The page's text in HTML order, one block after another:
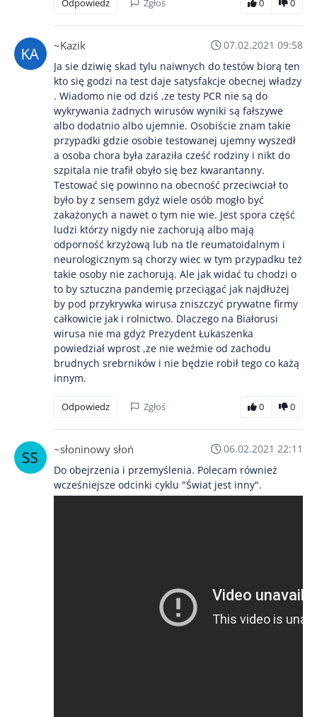
~Kazik
07.02.2021 09:58
Ja sie dziwię skad tylu naiwnych do testów biorą ten
kto się godzi na test daje satysfakcje obecnej władzy
. Wiadomo nie od dziś ,ze testy PCR nie są do
wykrywania żadnych wirusów wyniki są fałszywe
albo dodatnio albo ujemnie. Osobiście znam takie
przypadki gdzie osobie testowanej ujemny wyszedł
a osoba chora była zaraziła cześć rodziny i nikt do
szpitala nie trafił obyło się bez kwarantanny.
Testować się powinno na obecność przeciwciał to
było by z sensem gdyż wiele osób mogło być
zakażonych a nawet o tym nie wie. Jest spora część
ludzi którzy nigdy nie zachorują albo mają
odporność krzyżową lub na tle reumatoidalnym i
neurologicznym są chorzy wiec w tym przypadku też
takie osoby nie zachorują. Ale jak widać tu chodzi o
to by sztuczna pandemię przeciągać jak najdłużej
by pod przykrywka wirusa zniszczyć prywatne firmy
całkowicie jak i rolnictwo. Dlaczego na Białorusi
wirusa nie ma gdyż Prezydent Łukaszenka
powiedział wprost ,ze nie weźmie od zachodu
brudnych srebrników i nie będzie robił tego co każą
innym.
Odpowiedz Zgłoś 0 0
~słoninowy słoń
06.02.2021 22:11
Do obejrzenia i przemyślenia. Polecam również
wcześniejsze odcinki cyklu "Świat jest inny".